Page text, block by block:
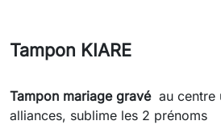
Tampon KIARE
Tampon mariage gravé au centre
alliances, sublime les 2 prénoms